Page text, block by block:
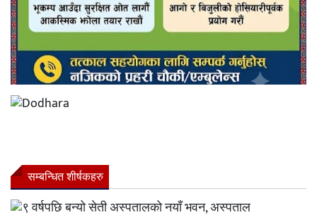
सम्बन्धित शीर्षकहरु